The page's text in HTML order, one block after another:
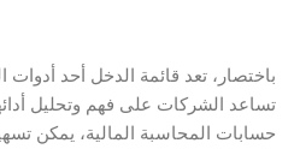
باختصار، تعد قائمة الدخل أحد أدوات
تساعد الشركات على فهم وتحليل
حسابات المحاسبة المالية، يمكن